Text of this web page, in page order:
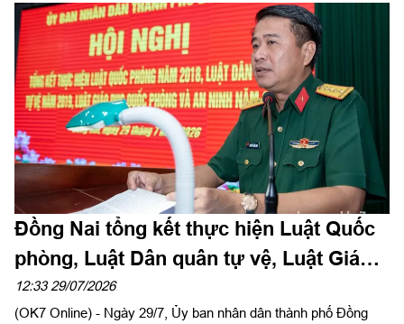
Đồng Nai tổng kết thực hiện Luật Quốc
phòng, Luật Dân quân tự vệ, Luật Giáo
dục quốc phòng và an ninh
12:33 29/07/2026
(OK7 Online) - Ngày 29/7, Ủy ban nhân dân thành phố Đồng